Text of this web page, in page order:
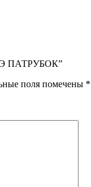
ПАТРУБОК”
поля помечены *